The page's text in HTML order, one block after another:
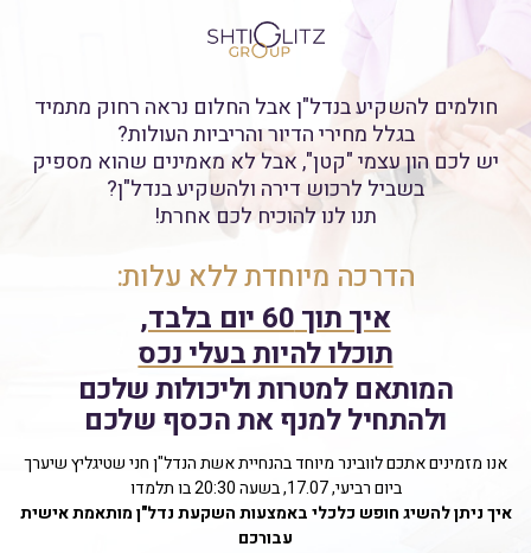
חולמים להשקיע בנדל"ן אבל החלום נראה רחוק מתמיד
בגלל מחירי הדיור והריביות העולות?
יש לכם הון עצמי "קטן", אבל לא מאמינים שהוא מספיק
בשביל לרכוש דירה ולהשקיע בנדל"ן?
תנו לנו להוכיח לכם אחרת!
הדרכה מיוחדת ללא עלות:
איך תוך 60 יום בלבד,
תוכלו להיות בעלי נכס
המותאם למטרות וליכולות שלכם
ולהתחיל למנף את הכסף שלכם
אנו מזמינים אתכם לוובינר מיוחד בהנחיית אשת הנדל"ן חני שטיגליץ שיערך
ביום רביעי, 17.07, בשעה 20:30 בו תלמדו
איך ניתן להשיג חופש כלכלי באמצעות השקעת נדל"ן מותאמת אישית
עבורכם